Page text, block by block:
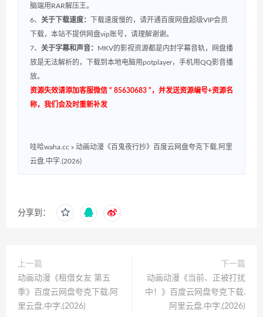
脑端用RAR解压王。
6、 关于下载速度：
下载速度慢的，请开通百度网盘超级VIP会员
下载，本站不提供网盘vip账号，请理解谢谢。
7、 关于字幕和声音：
MKV的影视资源都是内封字幕音轨，网盘播
放是无法解析的，下载到本地电脑用potplayer，手机用QQ影音播
放。
资源失效请添加客服微信 “ 85630683 ”，并发送资源编号+资源名
称，我们会及时重新补发
哇哈waha.cc » 动画动漫《百鬼夜行抄》百度云网盘夸克下载.阿里
云盘.中字.(2026)
分享到：
上一篇
动画动漫《租借女友 第五
季》百度云网盘夸克下载.阿
里云盘.中字.(2026)
下一篇
动画动漫《当前、正被打扰
中！》百度云网盘夸克下载.
阿里云盘.中字.(2026)